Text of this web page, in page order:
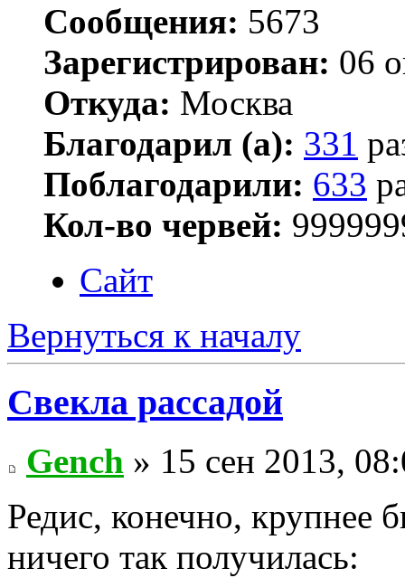
Сообщения: 5673
Зарегистрирован: 06
Откуда: Москва
Благодарил (а): 331
Поблагодарили: 633
Кол-во червей:
Сайт
Вернуться к началу
Свекла рассадой
Gench » 15 сен 2013,
Редис, конечно, крупнее
ничего так получилась: